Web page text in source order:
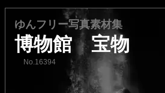
ゆんフリー写真素材集
博物館 宝物
No.16394